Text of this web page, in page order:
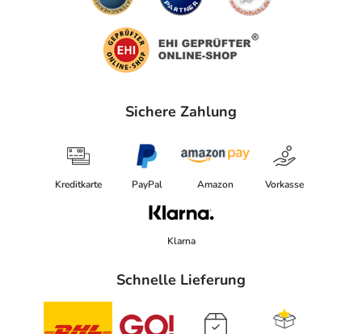
Sichere Zahlung
Kreditkarte PayPal Amazon Vorkasse
Klarna
Schnelle Lieferung